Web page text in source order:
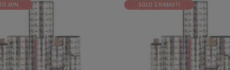
40%
SOLO 2 RIMASTI